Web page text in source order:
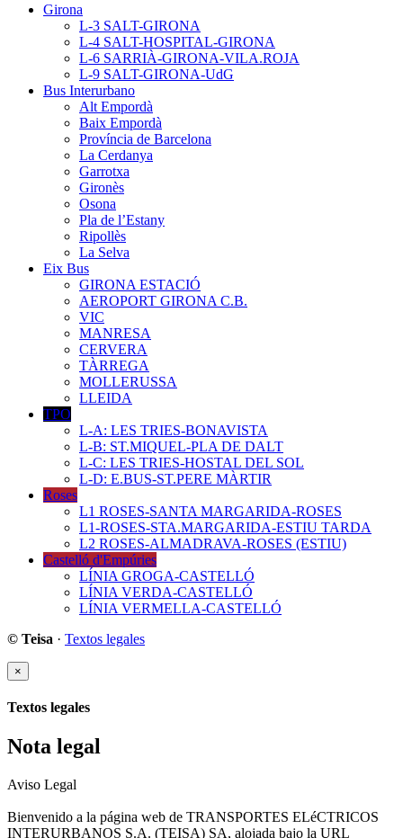
Girona
L-3 SALT-GIRONA
L-4 SALT-HOSPITAL-GIRONA
L-6 SARRIÀ-GIRONA-VILA.ROJA
L-9 SALT-GIRONA-UdG
Bus Interurbano
Alt Empordà
Baix Empordà
Província de Barcelona
La Cerdanya
Garrotxa
Gironès
Osona
Pla de l’Estany
Ripollès
La Selva
Eix Bus
GIRONA ESTACIÓ
AEROPORT GIRONA C.B.
VIC
MANRESA
CERVERA
TÀRREGA
MOLLERUSSA
LLEIDA
TPO
L-A: LES TRIES-BONAVISTA
L-B: ST.MIQUEL-PLA DE DALT
L-C: LES TRIES-HOSTAL DEL SOL
L-D: E.BUS-ST.PERE MÀRTIR
Roses
L1 ROSES-SANTA MARGARIDA-ROSES
L1-ROSES-STA.MARGARIDA-ESTIU TARDA
L2 ROSES-ALMADRAVA-ROSES (ESTIU)
Castelló d'Empúries
LÍNIA GROGA-CASTELLÓ
LÍNIA VERDA-CASTELLÓ
LÍNIA VERMELLA-CASTELLÓ
© Teisa · Textos legales
×
Textos legales
Nota legal
Aviso Legal
Bienvenido a la página web de TRANSPORTES ELéCTRICOS
INTERURBANOS S.A. (TEISA) SA, alojada bajo la URL